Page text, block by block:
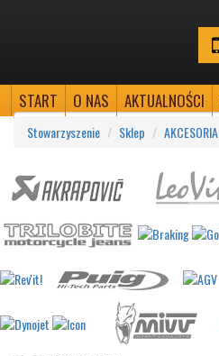
START O NAS AKTUALNOŚCI
Stowarzyszenie Sklep AKCESORIA